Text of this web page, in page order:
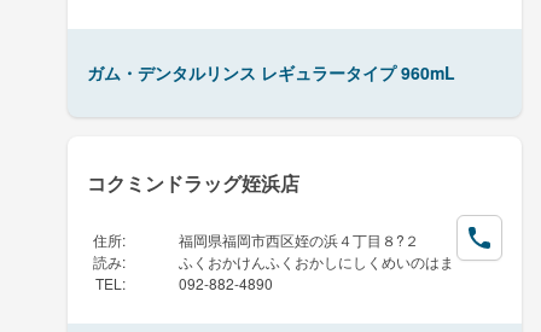
ガム・デンタルリンス レギュラータイプ 960mL
コクミンドラッグ姪浜店
住所:
福岡県福岡市西区姪の浜４丁目８?２
読み:
ふくおかけんふくおかしにしくめいのはま
TEL : 092-882-4890